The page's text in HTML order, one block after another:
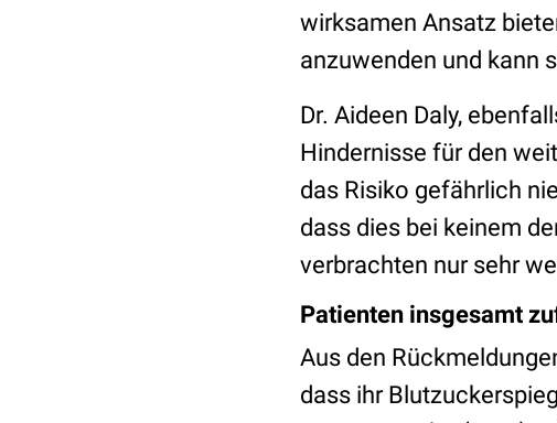
wirksamen Ansatz
anzuwenden und kann
Dr. Aideen Daly,
Hindernisse für den
das Risiko gefährlich
dass dies bei keinem
verbrachten nur sehr
Patienten insgesamt
Aus den
dass ihr